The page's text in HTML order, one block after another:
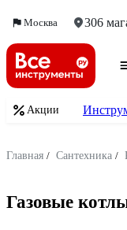
Москва 306
Акции
Главная / Сантехника /
Газовые